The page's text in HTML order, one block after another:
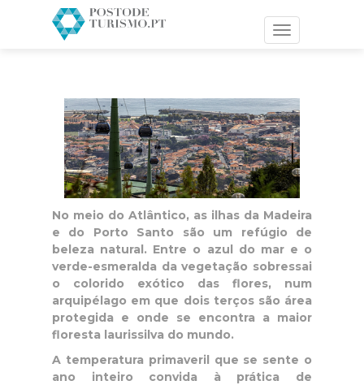
Toggle
navigation
No meio do Atlântico, as ilhas da Madeira
e do Porto Santo são um refúgio de
beleza natural. Entre o azul do mar e o
verde-esmeralda da vegetação sobressai
o colorido exótico das flores, num
arquipélago em que dois terços são área
protegida e onde se encontra a maior
floresta laurissilva do mundo.
A temperatura primaveril que se sente o
ano inteiro convida à prática de